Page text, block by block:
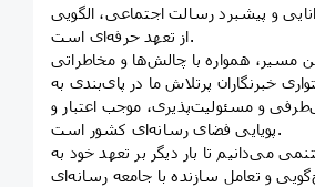
و پیشبرد رسالت اجتماعی، الگویی
از تعهد حرفه‌ای است.
مسیر، همواره با چالش‌ها و مخاطراتی
خبرنگاران پرتلاش ما در پای‌بندی به
و مسئولیت‌پذیری، موجب اعتبار و
پویایی فضای رسانه‌ای کشور است.
می‌دانیم تا بار دیگر بر تعهد خود به
و تعامل سازنده با جامعه رسانه‌ای